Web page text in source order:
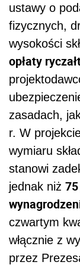
ustawy o
fizycznych,
wysokości
opłaty
zasadach,
r. W
wymiaru
stanowi
jednak niż
czwartym
włącznie z
przez